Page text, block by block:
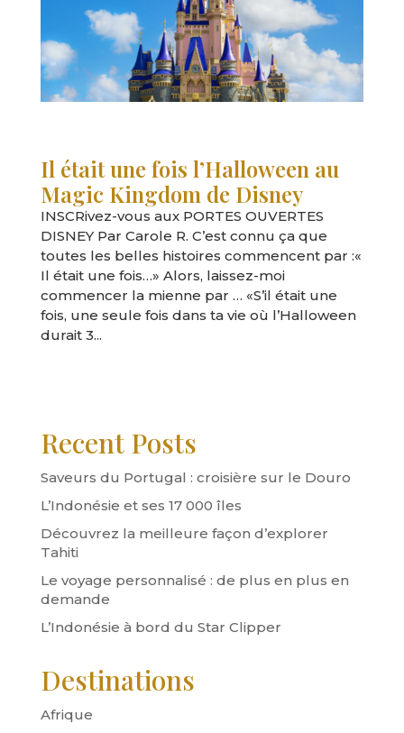
Il était une fois l’Halloween au
Magic Kingdom de Disney
INSCRivez-vous aux PORTES OUVERTES
DISNEY Par Carole R. C’est connu ça que
toutes les belles histoires commencent par :«
Il était une fois…» Alors, laissez-moi
commencer la mienne par … «S’il était une
fois, une seule fois dans ta vie où l’Halloween
durait 3...
Recent Posts
Saveurs du Portugal : croisière sur le Douro
L’Indonésie et ses 17 000 îles
Découvrez la meilleure façon d’explorer
Tahiti
Le voyage personnalisé : de plus en plus en
demande
L’Indonésie à bord du Star Clipper
Destinations
Afrique